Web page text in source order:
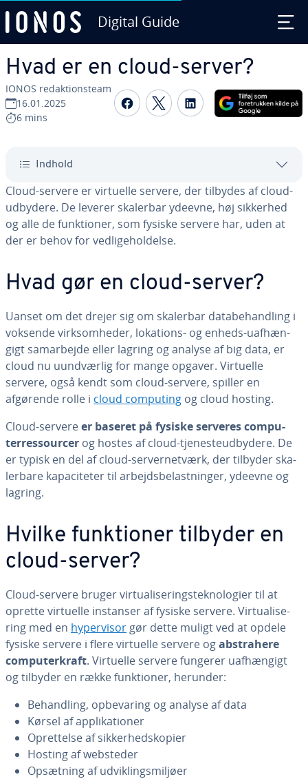
Digital Guide
Hvad er en cloud-server?
IONOS re­dak­tions­team
16.01.2025
6 mins
Del på Facebook
Del på Twitter
Del på LinkedIn
Indhold
Cloud-servere er virtuelle servere, der tilbydes af cloud-
udbydere. De leverer skalerbar ydeevne, høj sikkerhed
og alle de funk­tio­ner, som fysiske servere har, uden at
der er behov for ved­li­ge­hol­del­se.
Hvad gør en cloud-server?
Uanset om det drejer sig om skalerbar da­ta­be­hand­ling i
voksende virk­som­he­der, lokations- og enheds-uaf­hæn­
gigt sam­ar­bej­de eller lagring og analyse af big data, er
cloud nu uund­vær­lig for mange opgaver. Virtuelle
servere, også kendt som cloud-servere, spiller en
afgørende rolle i cloud computing og cloud hosting.
Cloud-servereer baseret på fysiske serveres com­pu­
terre­s­sour­cer og hostes af cloud-tje­ne­steud­by­de­re. De
er typisk en del af cloud-ser­ver­net­værk, der tilbyder ska­
ler­ba­re ka­pa­ci­te­ter til ar­bejds­be­last­nin­ger, ydeevne og
lagring.
Hvilke funk­tio­ner tilbyder en
cloud-server?
Cloud-servere bruger vir­tu­a­li­se­rings­tek­no­lo­gi­er til at
oprette virtuelle instanser af fysiske servere. Vir­tu­a­li­se­
ring med en hy­per­visor gør dette muligt ved at opdele
fysiske servere i flere virtuelle servere ogab­stra­he­re
com­pu­ter­kraft. Virtuelle servere fungerer uaf­hæn­gigt
og tilbyder en række funk­tio­ner, herunder:
Be­hand­ling, op­be­va­ring og analyse af data
Kørsel af ap­pli­ka­tio­ner
Op­ret­tel­se af sik­ker­heds­ko­pi­er
Hosting af websteder
Opsætning af ud­vik­lings­mil­jø­er